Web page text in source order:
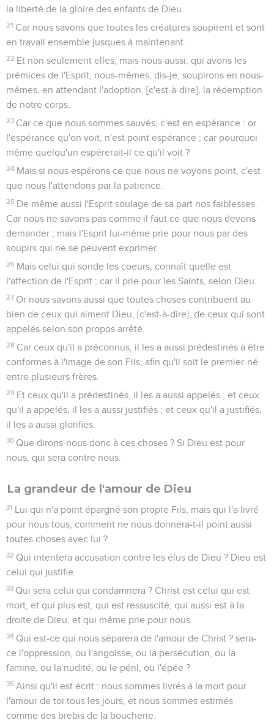
la liberté de la gloire des enfants de Dieu.
21 Car nous savons que toutes les créatures soupirent et sont
en travail ensemble jusques à maintenant.
22 Et non seulement elles, mais nous aussi, qui avons les
prémices de l'Esprit, nous-mêmes, dis-je, soupirons en nous-
mêmes, en attendant l'adoption, [c'est-à-dire], la rédemption
de notre corps.
23 Car ce que nous sommes sauvés, c'est en espérance : or
l'espérance qu'on voit, n'est point espérance ; car pourquoi
même quelqu'un espérerait-il ce qu'il voit ?
24 Mais si nous espérons ce que nous ne voyons point, c'est
que nous l'attendons par la patience.
25 De même aussi l'Esprit soulage de sa part nos faiblesses.
Car nous ne savons pas comme il faut ce que nous devons
demander ; mais l'Esprit lui-même prie pour nous par des
soupirs qui ne se peuvent exprimer.
26 Mais celui qui sonde les coeurs, connaît quelle est
l'affection de l'Esprit ; car il prie pour les Saints, selon Dieu.
27 Or nous savons aussi que toutes choses contribuent au
bien de ceux qui aiment Dieu, [c'est-à-dire], de ceux qui sont
appelés selon son propos arrêté.
28 Car ceux qu'il a préconnus, il les a aussi prédestinés à être
conformes à l'image de son Fils, afin qu'il soit le premier-né
entre plusieurs frères.
29 Et ceux qu'il a prédestinés, il les a aussi appelés ; et ceux
qu'il a appelés, il les a aussi justifiés ; et ceux qu'il a justifiés,
il les a aussi glorifiés.
30 Que dirons-nous donc à ces choses ? Si Dieu est pour
nous, qui sera contre nous.
La grandeur de l'amour de Dieu
31 Lui qui n'a point épargné son propre Fils, mais qui l'a livré
pour nous tous, comment ne nous donnera-t-il point aussi
toutes choses avec lui ?
32 Qui intentera accusation contre les élus de Dieu ? Dieu est
celui qui justifie.
33 Qui sera celui qui condamnera ? Christ est celui qui est
mort, et qui plus est, qui est ressuscité, qui aussi est à la
droite de Dieu, et qui même prie pour nous.
34 Qui est-ce qui nous séparera de l'amour de Christ ? sera-
ce l'oppression, ou l'angoisse, ou la persécution, ou la
famine, ou la nudité, ou le péril, ou l'épée ?
35 Ainsi qu'il est écrit : nous sommes livrés à la mort pour
l'amour de toi tous les jours, et nous sommes estimés
comme des brebis de la boucherie.